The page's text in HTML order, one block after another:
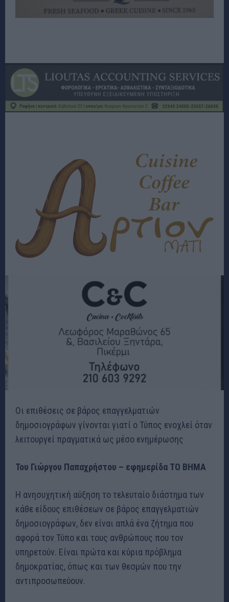
Οι επιθέσεις σε βάρος επαγγελματιών
δημοσιογράφων γίνονται γιατί ο Τύπος ενοχλεί όταν
λειτουργεί πραγματικά ως μέσο ενημέρωσης
Του Γιώργου Παπαχρήστου – εφημερίδα ΤΟ ΒΗΜΑ
Η ανησυχητική αύξηση το τελευταίο διάστημα των
κάθε είδους επιθέσεων σε βάρος επαγγελματιών
δημοσιογράφων, δεν είναι απλά ένα ζήτημα που
αφορά τον Τύπο και τους ανθρώπους που τον
υπηρετούν. Είναι πρώτα και κύρια πρόβλημα
δημοκρατίας, όπως και των θεσμών που την
αντιπροσωπεύουν.